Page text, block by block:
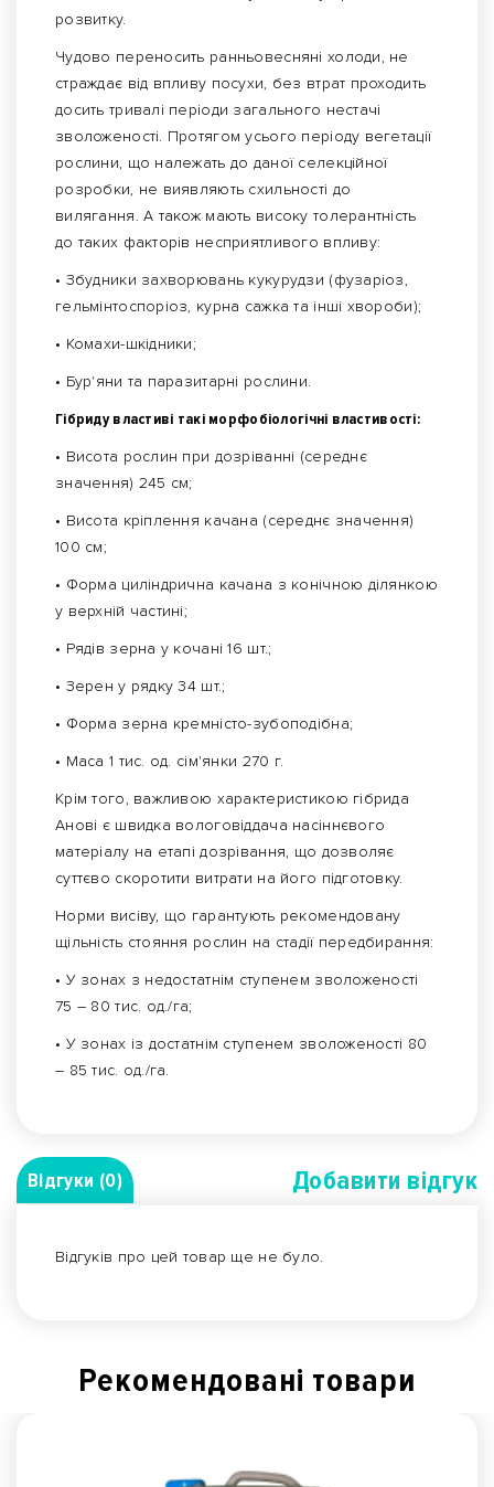
розвитку.
Чудово переносить ранньовесняні холоди, не
страждає від впливу посухи, без втрат проходить
досить тривалі періоди загального нестачі
зволоженості. Протягом усього періоду вегетації
рослини, що належать до даної селекційної
розробки, не виявляють схильності до
вилягання. А також мають високу толерантність
до таких факторів несприятливого впливу:
• Збудники захворювань кукурудзи (фузаріоз,
гельмінтоспоріоз, курна сажка та інші хвороби);
• Комахи-шкідники;
• Бур'яни та паразитарні рослини.
Гібриду властиві такі морфобіологічні властивості:
• Висота рослин при дозріванні (середнє
значення) 245 см;
• Висота кріплення качана (середнє значення)
100 см;
• Форма циліндрична качана з конічною ділянкою
у верхній частині;
• Рядів зерна у кочані 16 шт.;
• Зерен у рядку 34 шт.;
• Форма зерна кремністо-зубоподібна;
• Маса 1 тис. од. сім'янки 270 г.
Крім того, важливою характеристикою гібрида
Анові є швидка вологовіддача насіннєвого
матеріалу на етапі дозрівання, що дозволяє
суттєво скоротити витрати на його підготовку.
Норми висіву, що гарантують рекомендовану
щільність стояння рослин на стадії передбирання:
• У зонах з недостатнім ступенем зволоженості
75 – 80 тис. од./га;
• У зонах із достатнім ступенем зволоженості 80
– 85 тис. од./га.
Відгуки (0) Добавити вiдгук
Відгуків про цей товар ще не було.
Рекомендованi товари